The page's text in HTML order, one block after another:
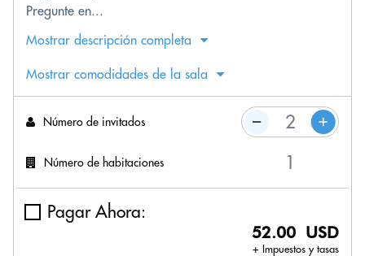
Pregunte en...
Mostrar descripción completa
Mostrar comodidades de la sala
Número de invitados
Número de habitaciones
Pagar Ahora:
52.00 USD
+ Impuestos y tasas